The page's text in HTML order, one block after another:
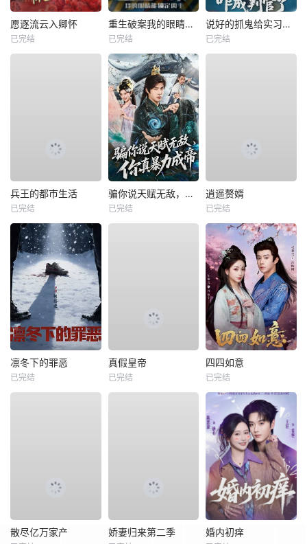
愿逐流云入卿怀
已完结
重生破案我的眼睛能锁定凶手
已完结
说好的抓鬼给实习证明，咋成判官了
已完结
兵王的都市生活
已完结
骗你说天赋无敌，你真暴力成帝
已完结
逍遥赘婿
已完结
凛冬下的罪恶
已完结
真假皇帝
已完结
四四如意
已完结
散尽亿万家产 娇妻归来第二季 婚内初痒